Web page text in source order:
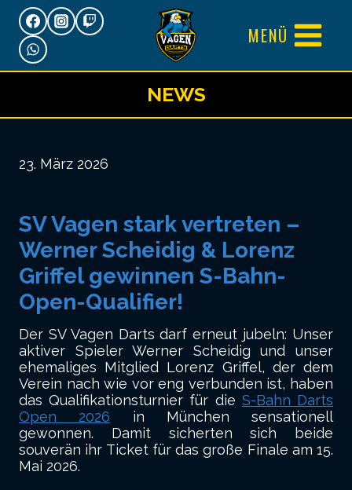
Zum
Inhalt
springen
MENÜ
NEWS
23. März 2026
SV Vagen stark vertreten –
Werner Scheidig & Lorenz
Griffel gewinnen S-Bahn-
Open-Qualifier!
Der SV Vagen Darts darf erneut jubeln: Unser
aktiver Spieler Werner Scheidig und unser
ehemaliges Mitglied Lorenz Griffel, der dem
Verein nach wie vor eng verbunden ist, haben
das Qualifikationsturnier für die S-Bahn Darts
Open 2026 in München sensationell
gewonnen. Damit sicherten sich beide
souverän ihr Ticket für das große Finale am 15.
Mai 2026.